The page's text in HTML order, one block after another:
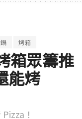
烤箱
箱眾籌推
能烤
！